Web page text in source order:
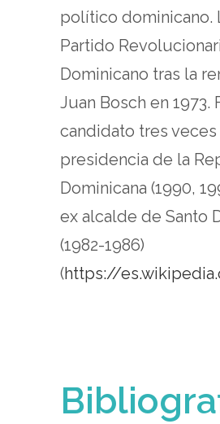
político dominicano.
Partido
Dominicano tras la
Juan Bosch en 1973.
candidato tres veces
presidencia de la
Dominicana (1990,
ex alcalde de Santo
(1982-1986)
(https://